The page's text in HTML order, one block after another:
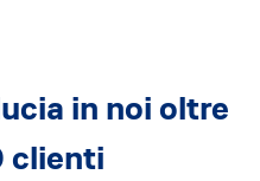
in noi oltre